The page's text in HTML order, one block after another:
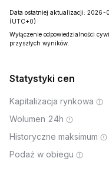
Data ostatniej aktualizacji:
(UTC+0)
Wyłączenie odpowiedzialności
przyszłych wyników.
Statystyki cen
Kapitalizacja rynkowa
Wolumen 24h
Historyczne maksimum
Podaż w obiegu